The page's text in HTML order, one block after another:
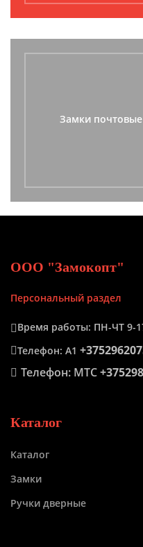
Замки
ООО "Замокопт"
Персональный раздел
Время работы: ПН-ЧТ 9-
Телефон: А1
Телефон: МТС
Каталог
Каталог
Замки
Ручки дверные